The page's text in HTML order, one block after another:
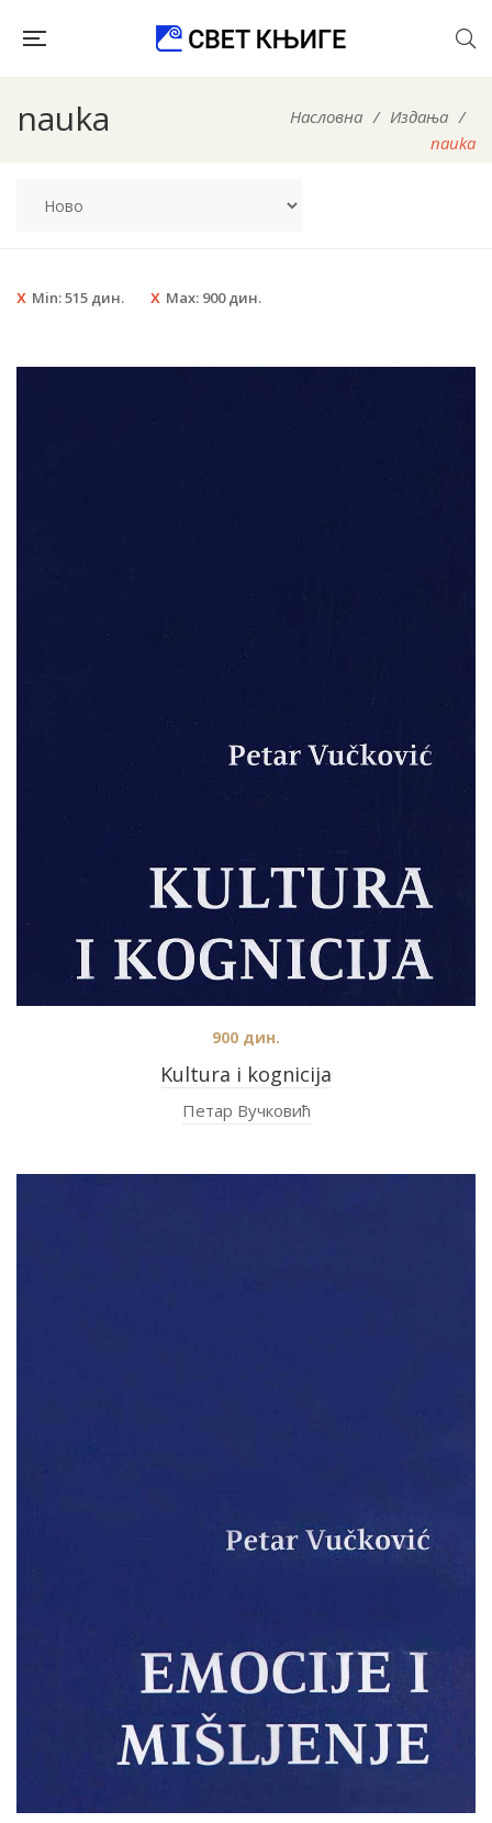
nauka Насловна / Издања /
nauka
Min:515 дин. Max: 900дин.
Kultura i kognicija
900 дин.
Петар Вучковић